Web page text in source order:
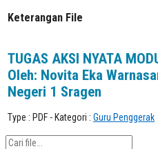
Keterangan File
TUGAS AKSI NYATA
Oleh: Novita Eka
Negeri 1 Sragen
Type : PDF - Kategori : Guru Penggerak